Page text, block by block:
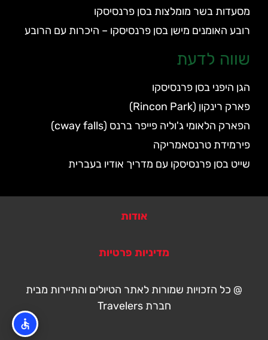
מסעדות בשר מומלצות בסן פרנסיסקו
רובע האומנים מישן בסן פרנסיסקו – היכרות עם הרובע
שווה לדעת
הגן היפני בסן פרנסיסקו
פארק רינקון (Rincon Park)
הפארק הלאומי ג'וליה פייפר ברנס (cway falls)
פירמידת טרנסאמריקה
שייט בסן פרנסיסקו עם מדריך אודיו בעברית
אודות
מדיניות פרטיות
@ כל הזכויות שמורות לאתר הטיולים והתיירות מבית
חברת Travelers